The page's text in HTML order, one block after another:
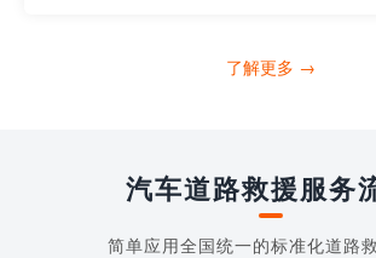
了解更多 →
汽车道路救援服务
简单应用全国统一的标准化道路